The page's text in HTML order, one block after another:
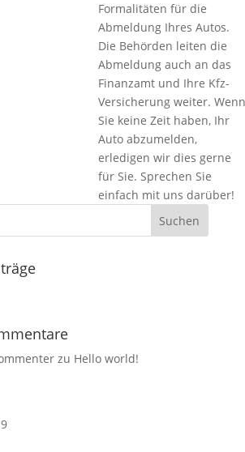
Formalitäten für die
Abmeldung Ihres Autos.
Die Behörden leiten die
Abmeldung auch an das
Finanzamt und Ihre Kfz-
Versicherung weiter. Wenn
Sie keine Zeit haben, Ihr
Auto abzumelden,
erledigen wir dies gerne
für Sie. Sprechen Sie
einfach mit uns darüber!
zu Hello world!